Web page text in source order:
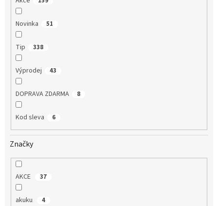
Novinka 51
Tip 338
Výprodej 43
DOPRAVA ZDARMA 8
Kod sleva 6
Značky
AKCE 37
akuku 4